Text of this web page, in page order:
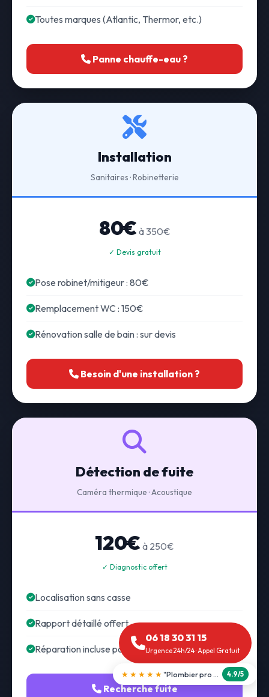
Toutes marques (Atlantic, Thermor, etc.)
Panne chauffe-eau ?
Installation
Sanitaires · Robinetterie
80€ à 350€
✓ Devis gratuit
Pose robinet/mitigeur : 80€
Remplacement WC : 150€
Rénovation salle de bain : sur devis
Besoin d'une installation ?
Détection de fuite
Caméra thermique · Acoustique
120€ à 250€
✓ Diagnostic offert
Localisation sans casse
Rapport détaillé offert
Réparation incluse possible
Recherche fuite
06 18 30 31 15
Urgence 24h/24 · Appel Gratuit
★★★★★ "Débouchage WC en 30 min" 5.0/5